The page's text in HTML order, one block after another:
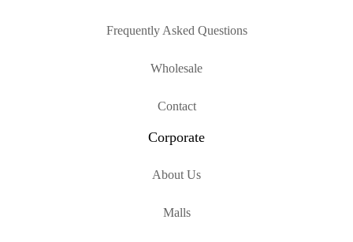
Frequently Asked Questions
Wholesale
Contact
Corporate
About Us
Malls